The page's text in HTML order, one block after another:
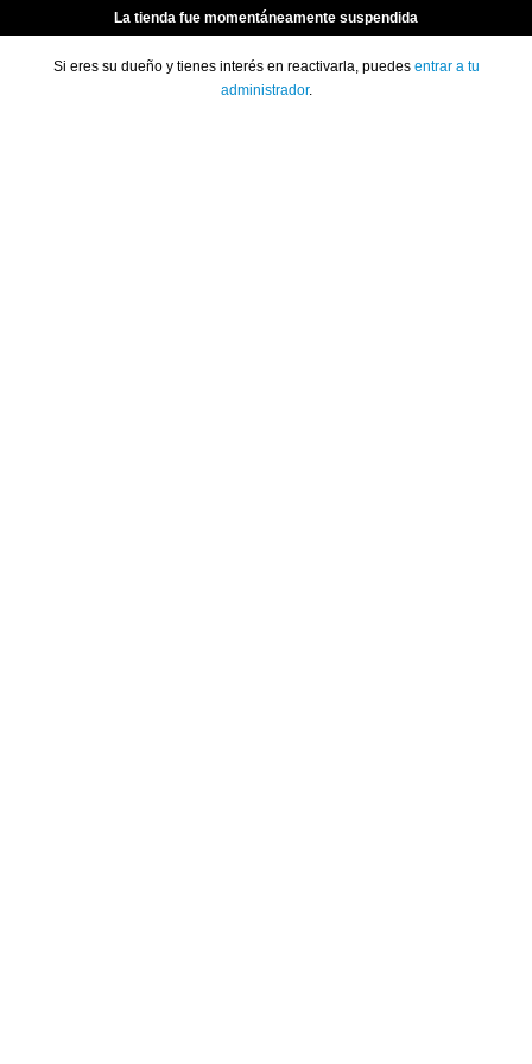
La tienda fue momentáneamente suspendida
Si eres su dueño y tienes interés en reactivarla, puedes entrar a tu
administrador.